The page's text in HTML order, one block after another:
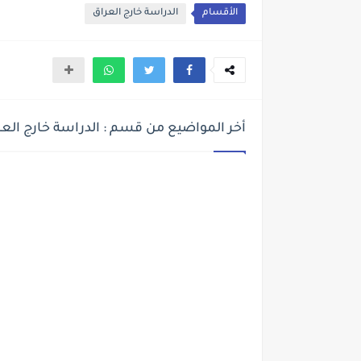
الأقسام الدراسة خارج العراق
أخر المواضيع من قسم : الدراسة خارج